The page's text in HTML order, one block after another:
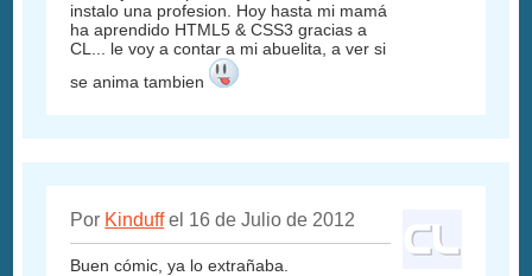
instalo una profesion. Hoy hasta mi mamá
ha aprendido HTML5 & CSS3 gracias a
CL... le voy a contar a mi abuelita, a ver si
se anima tambien
Por Kinduffel 16 de Julio de 2012
Buen cómic, ya lo extrañaba.